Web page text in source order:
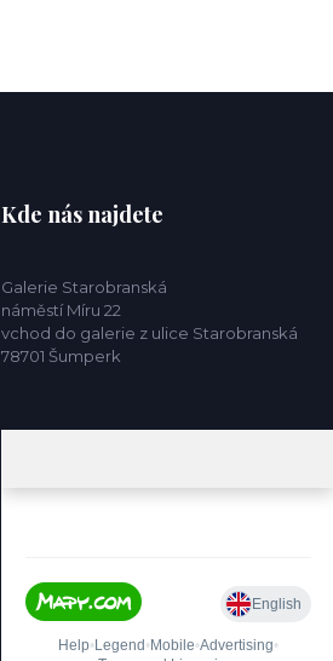
Kde nás najdete
Galerie Starobranská
náměstí Míru 22
vchod do galerie z ulice Starobranská
78701 Šumperk